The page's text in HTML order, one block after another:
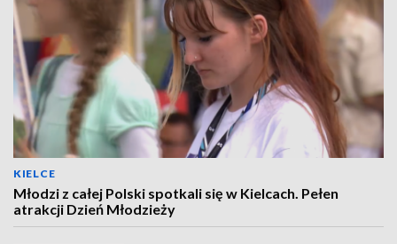
KIELCE
Młodzi z całej Polski spotkali się w Kielcach. Pełen
atrakcji Dzień Młodzieży